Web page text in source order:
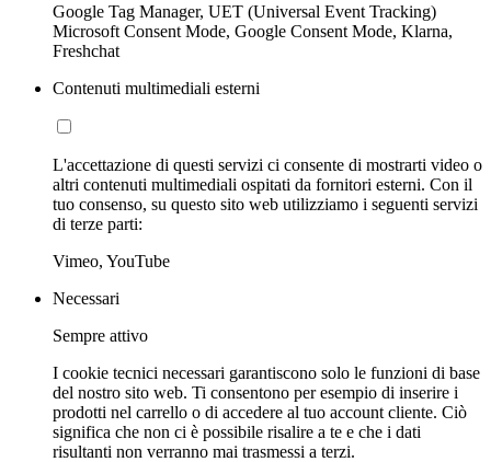
Google Tag Manager, UET (Universal Event Tracking)
Microsoft Consent Mode, Google Consent Mode, Klarna,
Freshchat
Contenuti multimediali esterni
L'accettazione di questi servizi ci consente di mostrarti video o
altri contenuti multimediali ospitati da fornitori esterni. Con il
tuo consenso, su questo sito web utilizziamo i seguenti servizi
di terze parti:
Vimeo, YouTube
Necessari
Sempre attivo
I cookie tecnici necessari garantiscono solo le funzioni di base
del nostro sito web. Ti consentono per esempio di inserire i
prodotti nel carrello o di accedere al tuo account cliente. Ciò
significa che non ci è possibile risalire a te e che i dati
risultanti non verranno mai trasmessi a terzi.